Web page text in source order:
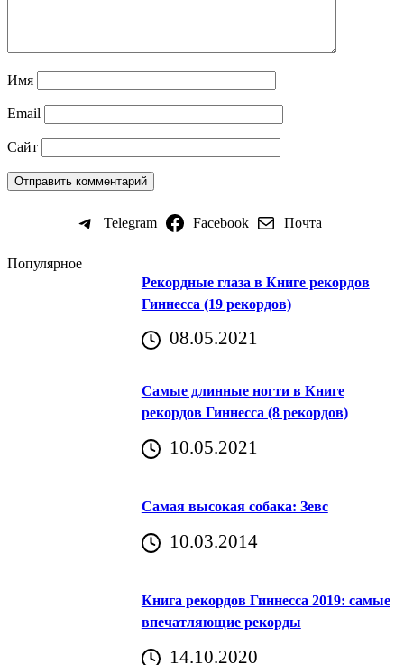
Имя
Email
Сайт
Telegram Facebook Почта
Популярное
Рекордные глаза в Книге рекордов
Гиннесса (19 рекордов)
08.05.2021
Самые длинные ногти в Книге
рекордов Гиннесса (8 рекордов)
10.05.2021
Самая высокая собака: Зевс
10.03.2014
Книга рекордов Гиннесса 2019: самые
впечатляющие рекорды
14.10.2020